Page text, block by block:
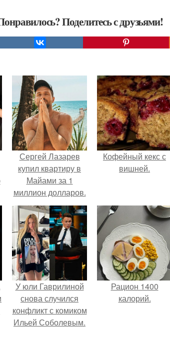
Поделитесь с друзьями!
Сергей Лазарев
купил квартиру в
Майами за 1
миллион долларов.
Кофейный кекс с
вишней.
У юли Гаврилиной
снова случился
конфликт с комиком
Ильей Соболевым.
Рацион 1400
калорий.